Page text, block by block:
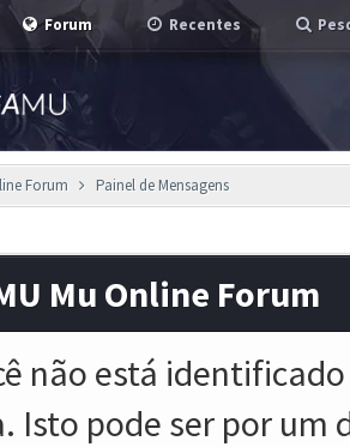
Forum Recentes
Forum Painel de Mensagens
Mu Online Forum
não está
Isto pode ser por um